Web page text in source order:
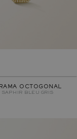
OCTOGONAL
BLEU GRIS